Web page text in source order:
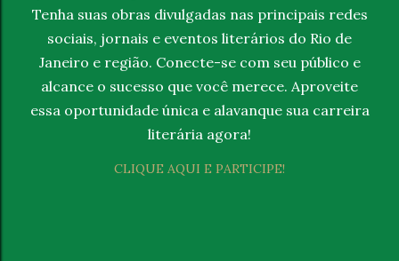
Tenha suas obras divulgadas nas principais redes
sociais, jornais e eventos literários do Rio de
Janeiro e região. Conecte-se com seu público e
alcance o sucesso que você merece. Aproveite
essa oportunidade única e alavanque sua carreira
literária agora!
CLIQUE AQUI E PARTICIPE!